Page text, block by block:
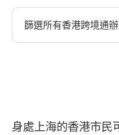
身處上海的香港市民